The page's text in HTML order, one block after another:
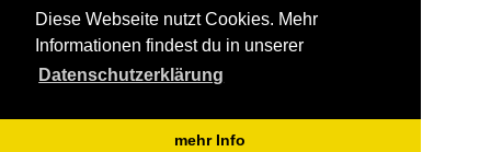
Diese Webseite nutzt Cookies. Mehr
Informationen findest du in unserer
Datenschutzerklärung
mehr Info